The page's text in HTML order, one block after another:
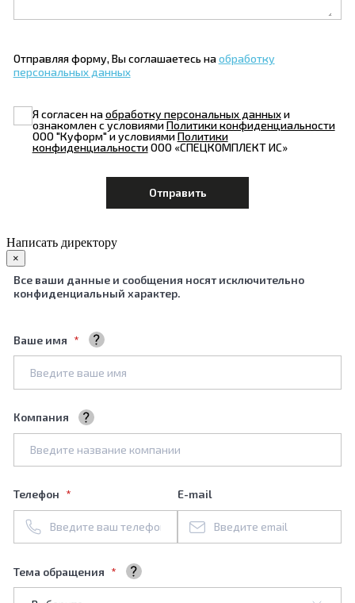
Отправляя форму, Вы соглашаетесь наобработку
персональных данных
Я согласен наобработку персональных данныхи
ознакомлен с условиямиПолитики конфиденциальности
ООО "Куформ" и условиямиПолитики
конфиденциальностиООО «СПЕЦКОМПЛЕКТ ИС»
Написать директору
×
Все ваши данные и сообщения носят исключительно
конфиденциальный характер.
Ваше имя
Ваше полное имя
Компания
Телефон E-mail
Тема обращения